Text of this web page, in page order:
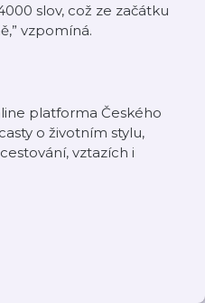
slov, což ze začátku
vzpomíná.
platforma Českého
o životním stylu,
vztazích i